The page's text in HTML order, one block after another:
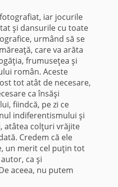
iar jocurile
şi dansu­rile cu toate
urmând să se
care va arăta
frumuseţea şi
român. Aceste
tot atât de necesare,
ca însăşi
fiindcă, pe zi ce
indiferentismului şi
atâtea colţuri vrăjite
Credem că ele
un merit cel puţin tot
ca şi
aceea, nu putem